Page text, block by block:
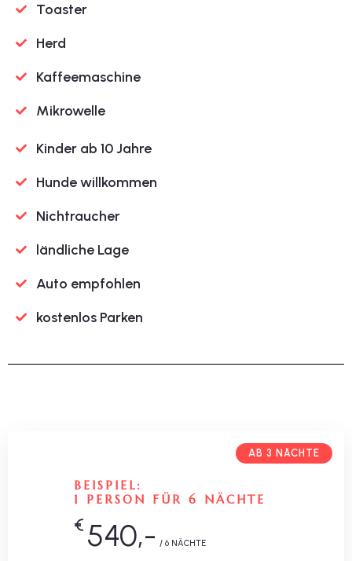
Toaster
Herd
Kaffeemaschine
Mikrowelle
Kinder ab 10 Jahre
Hunde willkommen
Nichtraucher
ländliche Lage
Auto empfohlen
kostenlos Parken
AB 3 NÄCHTE
BEISPIEL:
1 PERSON FÜR 6 NÄCHTE
€ 540,- / 6 NÄCHTE